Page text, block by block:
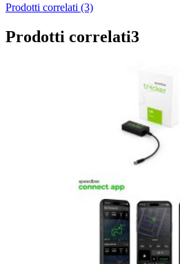
Prodotti correlati (3)
Prodotti correlati3